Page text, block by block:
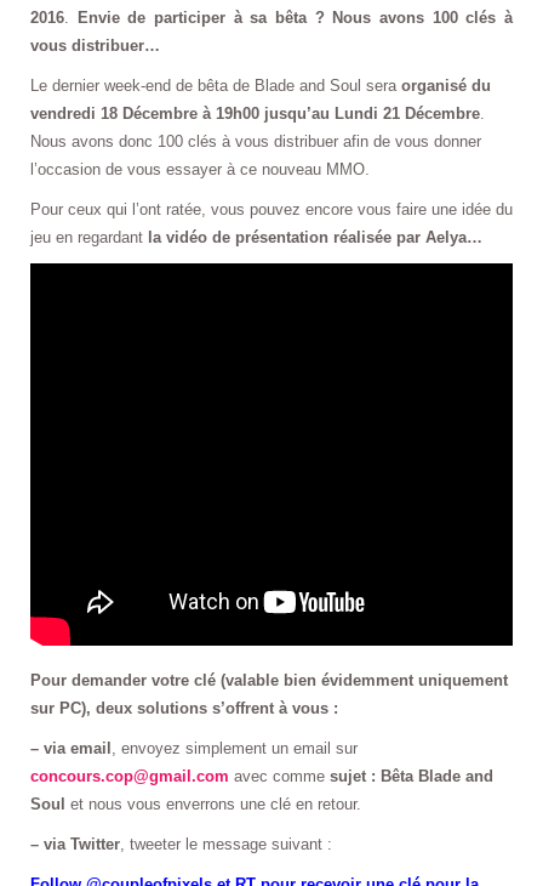
2016
Envie de participer à sa bêta ? Nous avons 100 clés à
vous distribuer…
Le dernier week-end de bêta de Blade and Soul sera organisé du
vendredi 18 Décembre à 19h00 jusqu’au Lundi 21 Décembre
Nous avons donc 100 clés à vous distribuer afin de vous donner
l’occasion de vous essayer à ce nouveau MMO.
Pour ceux qui l’ont ratée, vous pouvez encore vous faire une idée du
jeu en regardant la vidéo de présentation réalisée par Aelya…
Pour demander votre clé (valable bien évidemment uniquement
sur PC), deux solutions s’offrent à vous :
– via email
, envoyez simplement un email sur
concours.cop@gmail.com avec comme sujet : Bêta Blade and
Soul et nous vous enverrons une clé en retour.
– via Twitter , tweeter le message suivant :